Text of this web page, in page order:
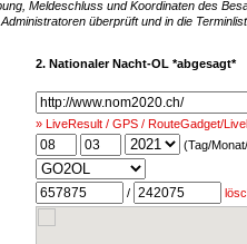
Meldeschluss und Koordinaten des
überprüft und in die
2. Nationaler Nacht-OL *abgesagt*
» LiveResult / GPS / RouteGadget/
(Tag/
/